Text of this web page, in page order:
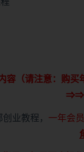
容（请注意： 购买
业教程， 一年会